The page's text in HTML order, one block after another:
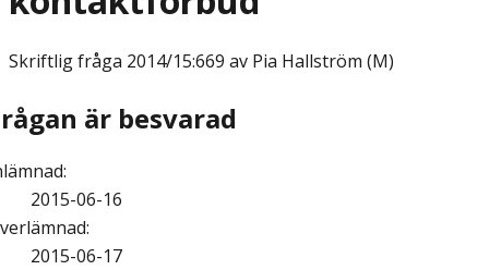
Skriftlig fråga 2014/15:669 av Pia Hallström (M)
är besvarad
:
2015-06-16
:
2015-06-17